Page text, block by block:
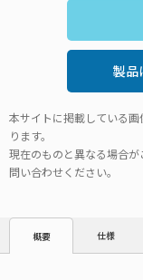
製品
本サイトに掲載している
ります。
現在のものと異なる場合
問い合わせください。
概要 仕様